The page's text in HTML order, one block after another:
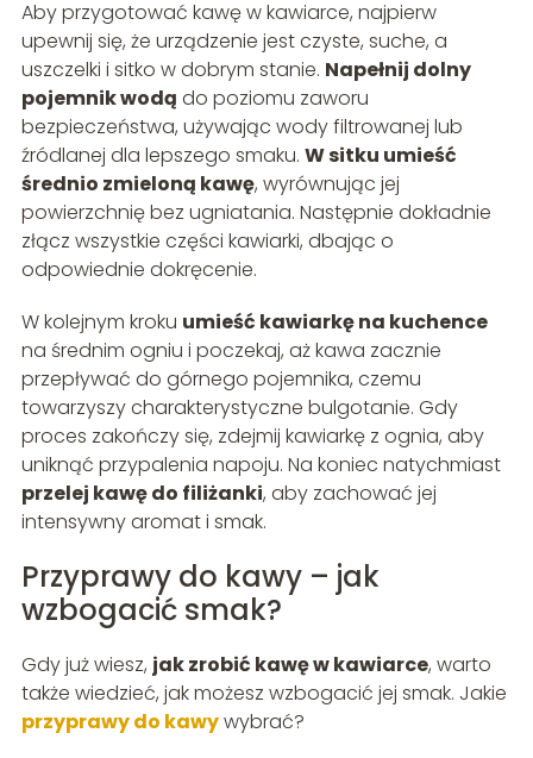
Aby przygotować kawę w kawiarce, najpierw
upewnij się, że urządzenie jest czyste, suche, a
uszczelki i sitko w dobrym stanie. Napełnij dolny
pojemnik wodą do poziomu zaworu
bezpieczeństwa, używając wody filtrowanej lub
źródlanej dla lepszego smaku. W sitku umieść
średnio zmieloną kawę, wyrównując jej
powierzchnię bez ugniatania. Następnie dokładnie
złącz wszystkie części kawiarki, dbając o
odpowiednie dokręcenie.
W kolejnym kroku umieść kawiarkę na kuchence
na średnim ogniu i poczekaj, aż kawa zacznie
przepływać do górnego pojemnika, czemu
towarzyszy charakterystyczne bulgotanie. Gdy
proces zakończy się, zdejmij kawiarkę z ognia, aby
uniknąć przypalenia napoju. Na koniec natychmiast
przelej kawę do filiżanki, aby zachować jej
intensywny aromat i smak.
Przyprawy do kawy – jak
wzbogacić smak?
Gdy już wiesz, jak zrobić kawę w kawiarce, warto
także wiedzieć, jak możesz wzbogacić jej smak. Jakie
przyprawy do kawywybrać?